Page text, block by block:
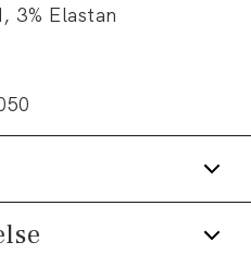
3% Elastan
på siden.